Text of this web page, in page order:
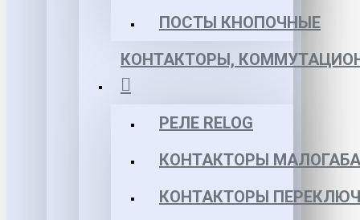
ПОСТЫ КНОПОЧНЫЕ
КОНТАКТОРЫ,
РЕЛЕ RELOG
КОНТАКТОРЫ
КОНТАКТОРЫ